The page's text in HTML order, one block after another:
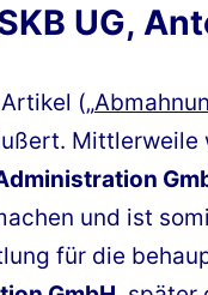
UG,
(„
und ist
für die